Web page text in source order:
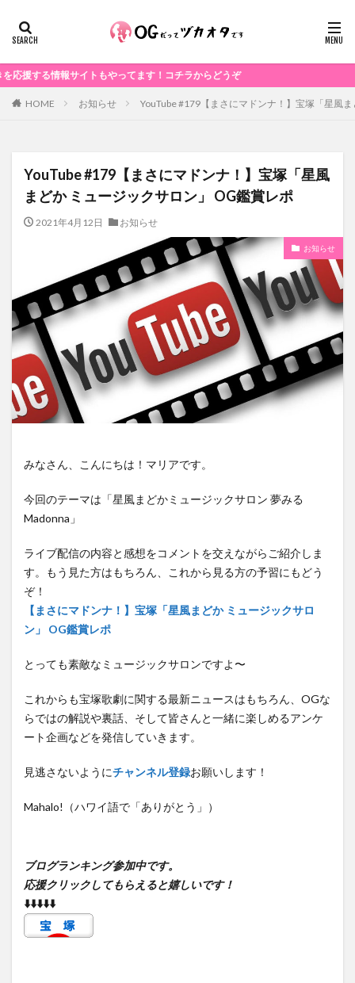
情報サイトもやってます！コチラからどうぞ
HOME お知らせ YouTube #179【まさにマドンナ！】宝塚「星風
YouTube #179【まさにマドンナ！】宝塚「星風
まどか ミュージックサロン」 OG鑑賞レポ
2021年4月12日 お知らせ
お知らせ
みなさん、こんにちは！マリアです。
今回のテーマは「星風まどかミュージックサロン 夢みる
Madonna」
ライブ配信の内容と感想をコメントを交えながらご紹介しま
す。もう見た方はもちろん、これから見る方の予習にもどう
ぞ！
【まさにマドンナ！】宝塚「星風まどか ミュージックサロ
ン」 OG鑑賞レポ
とっても素敵なミュージックサロンですよ〜
これからも宝塚歌劇に関する最新ニュースはもちろん、OGな
らではの解説や裏話、そして皆さんと一緒に楽しめるアンケ
ート企画などを発信していきます。
見逃さないようにチャンネル登録お願いします！
Mahalo!（ハワイ語で「ありがとう」）
ブログランキング参加中です。
応援クリックしてもらえると嬉しいです！
⬇️⬇️⬇️⬇️⬇️